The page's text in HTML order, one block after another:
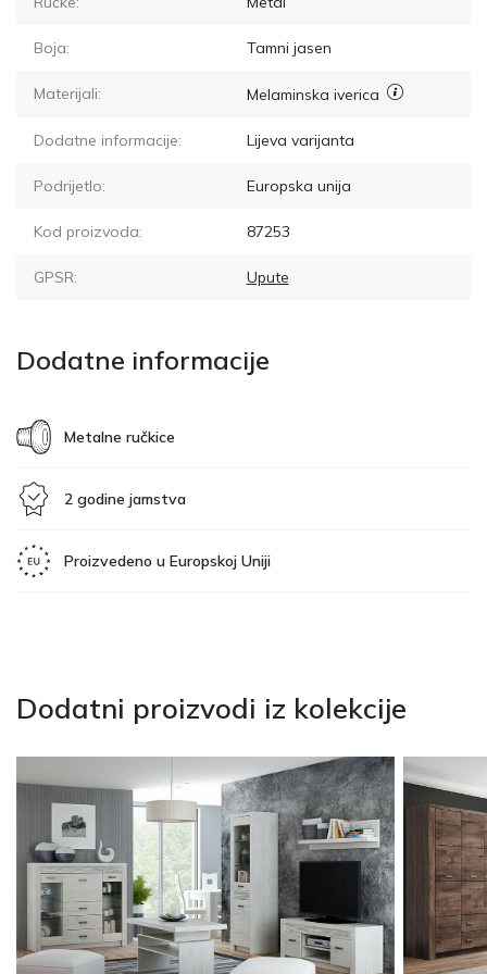
Boja: Tamni jasen
Materijali: Melaminska iverica
Dodatne informacije: Lijeva varijanta
Podrijetlo: Europska unija
Kod proizvoda: 87253
GPSR: Upute
Dodatne informacije
Metalne ručkice
2 godine jamstva
Proizvedeno u Europskoj Uniji
Dodatni proizvodi iz kolekcije